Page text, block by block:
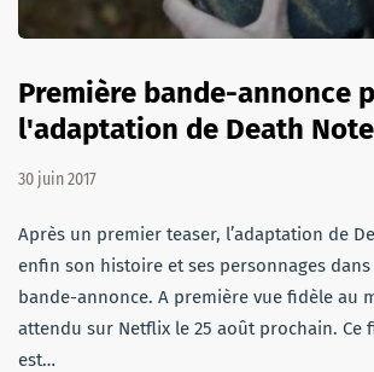
Première bande-annonce
l'adaptation de Death Note
30 juin 2017
Après un premier teaser, l’adaptation de
enfin son histoire et ses personnages
bande-annonce. A première vue fidèle au
attendu sur Netflix le 25 août prochain. Ce
est…